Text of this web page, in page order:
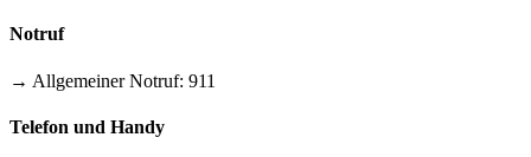
Notruf
→ Allgemeiner Notruf: 911
Telefon und Handy